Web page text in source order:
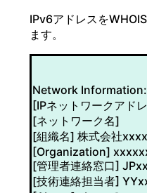
IPv6アドレスを
ます。
Network
[IPネットワークアド
[ネットワーク名]
[組織名] 株式会社
[Organization]
[管理者連絡窓口]
[技術連絡担当者]